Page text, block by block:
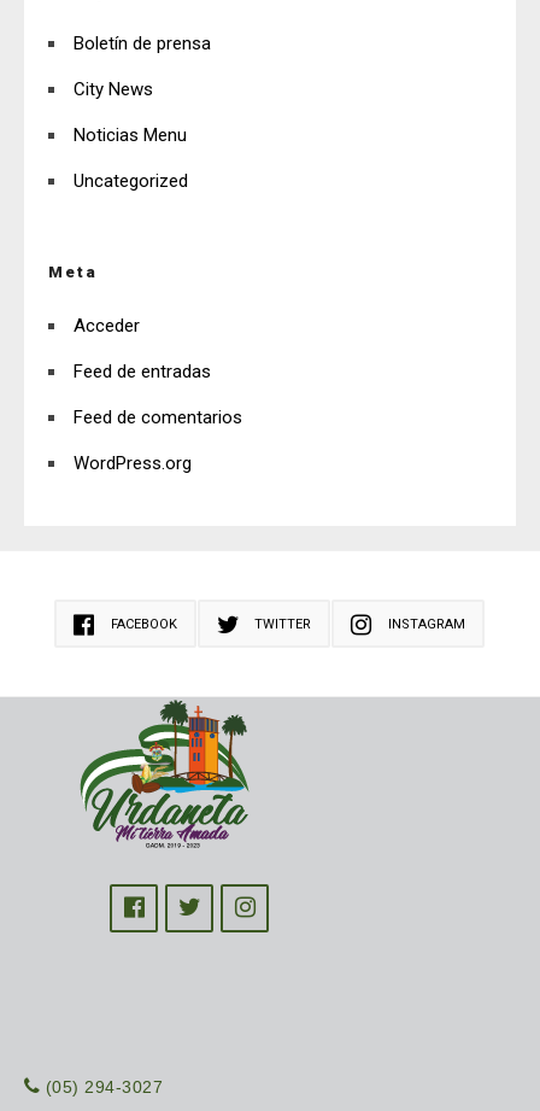
Boletín de prensa
City News
Noticias Menu
Uncategorized
Meta
Acceder
Feed de entradas
Feed de comentarios
WordPress.org
FACEBOOK TWITTER INSTAGRAM
(05) 294-3027